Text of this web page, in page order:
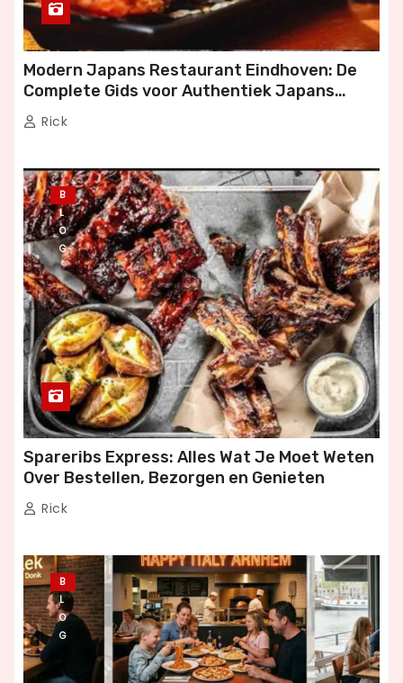
Modern Japans Restaurant Eindhoven: De
Complete Gids voor Authentiek Japans
Dineren
Rick
B
L
O
G
Spareribs Express: Alles Wat Je Moet Weten
Over Bestellen, Bezorgen en Genieten
Rick
B
L
O
G